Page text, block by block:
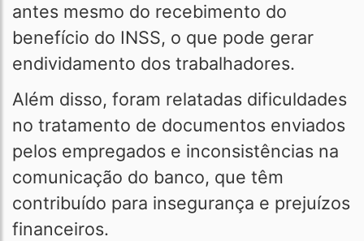
antes mesmo do recebimento do
benefício do INSS, o que pode gerar
endividamento dos trabalhadores.
Além disso, foram relatadas dificuldades
no tratamento de documentos enviados
pelos empregados e inconsistências na
comunicação do banco, que têm
contribuído para insegurança e prejuízos
financeiros.